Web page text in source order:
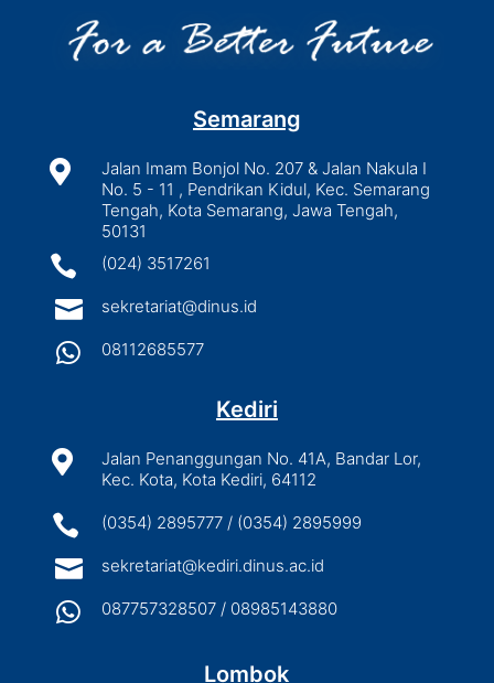
Semarang

Jalan Imam Bonjol No. 207 & Jalan Nakula I
No. 5 - 11 , Pendrikan Kidul, Kec. Semarang
Tengah, Kota Semarang, Jawa Tengah,
50131
 (024) 3517261
 sekretariat@dinus.id
 08112685577
Kediri

Jalan Penanggungan No. 41A, Bandar Lor,
Kec. Kota, Kota Kediri, 64112
 (0354) 2895777 / (0354) 2895999
 sekretariat@kediri.dinus.ac.id
 087757328507 / 08985143880
Lombok